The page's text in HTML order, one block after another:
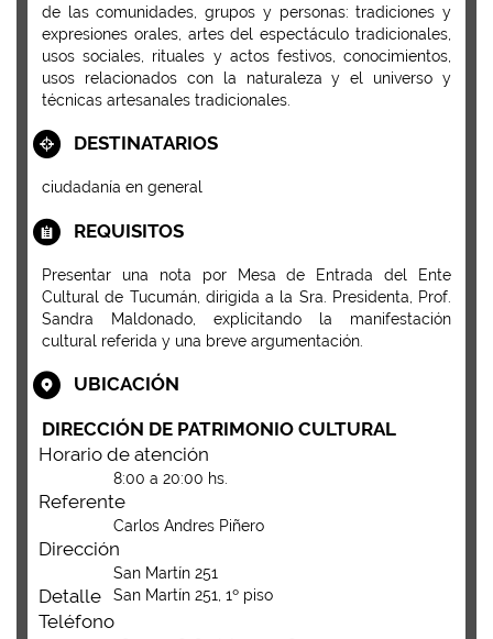
de las comunidades, grupos y personas: tradiciones y
expresiones orales, artes del espectáculo tradicionales,
usos sociales, rituales y actos festivos, conocimientos,
usos relacionados con la naturaleza y el universo y
técnicas artesanales tradicionales.
DESTINATARIOS
ciudadanía en general
REQUISITOS
Presentar una nota por Mesa de Entrada del Ente
Cultural de Tucumán, dirigida a la Sra. Presidenta, Prof.
Sandra Maldonado, explicitando la manifestación
cultural referida y una breve argumentación.
UBICACIÓN
DIRECCIÓN DE PATRIMONIO CULTURAL
Horario de atención
8:00 a 20:00 hs.
Referente
Carlos Andres Piñero
Dirección
San Martín 251
Detalle San Martín 251, 1º piso
Teléfono